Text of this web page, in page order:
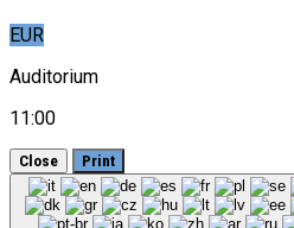
EUR
Auditorium
11:00
Close Print